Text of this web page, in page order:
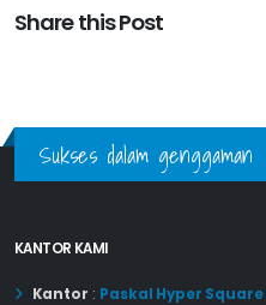
Share this Post
Sukses dalam genggaman
KANTOR KAMI
Kantor : Paskal Hyper Square